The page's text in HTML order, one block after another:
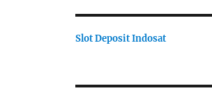
Slot Deposit Indosat